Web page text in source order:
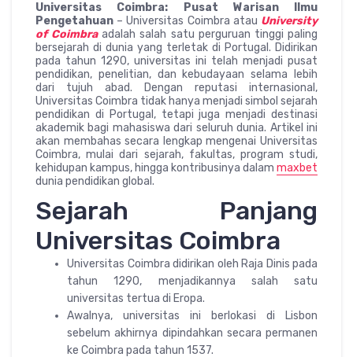
Universitas Coimbra: Pusat Warisan Ilmu
Pengetahuan – Universitas Coimbra atau University
of Coimbraadalah salah satu perguruan tinggi paling
bersejarah di dunia yang terletak di Portugal. Didirikan
pada tahun 1290, universitas ini telah menjadi pusat
pendidikan, penelitian, dan kebudayaan selama lebih
dari tujuh abad. Dengan reputasi internasional,
Universitas Coimbra tidak hanya menjadi simbol sejarah
pendidikan di Portugal, tetapi juga menjadi destinasi
akademik bagi mahasiswa dari seluruh dunia. Artikel ini
akan membahas secara lengkap mengenai Universitas
Coimbra, mulai dari sejarah, fakultas, program studi,
kehidupan kampus, hingga kontribusinya dalam maxbet
dunia pendidikan global.
Sejarah Panjang
Universitas Coimbra
Universitas Coimbra didirikan oleh Raja Dinis pada
tahun 1290, menjadikannya salah satu
universitas tertua di Eropa.
Awalnya, universitas ini berlokasi di Lisbon
sebelum akhirnya dipindahkan secara permanen
ke Coimbra pada tahun 1537.